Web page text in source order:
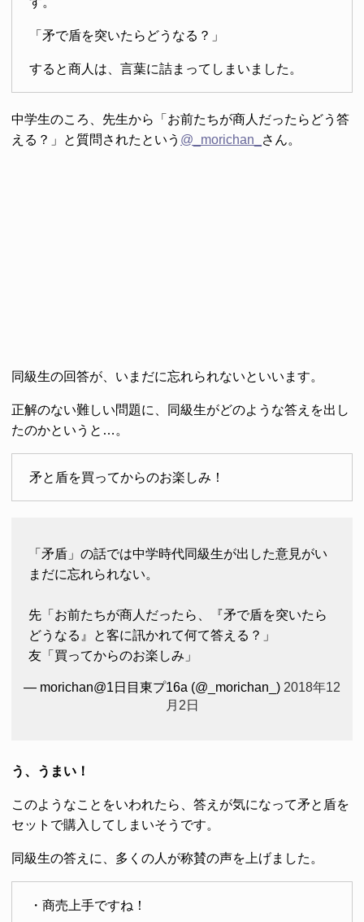
「矛で盾を突いたらどうなる？」
すると商人は、言葉に詰まってしまいました。
中学生のころ、先生から「お前たちが商人だったらどう答
える？」と質問されたという @_morichan_ さん。
同級生の回答が、いまだに忘れられないといいます。
正解のない難しい問題に、同級生がどのような答えを出し
たのかというと…。
矛と盾を買ってからのお楽しみ！
「矛盾」の話では中学時代同級生が出した意見がい
まだに忘れられない。
先「お前たちが商人だったら、『矛で盾を突いたら
どうなる』と客に訊かれて何て答える？」
友「買ってからのお楽しみ」
— morichan@1日目東プ16a (@_morichan_) 2018年12
月2日
う、うまい！
このようなことをいわれたら、答えが気になって矛と盾を
セットで購入してしまいそうです。
同級生の答えに、多くの人が称賛の声を上げました。
・商売上手ですね！